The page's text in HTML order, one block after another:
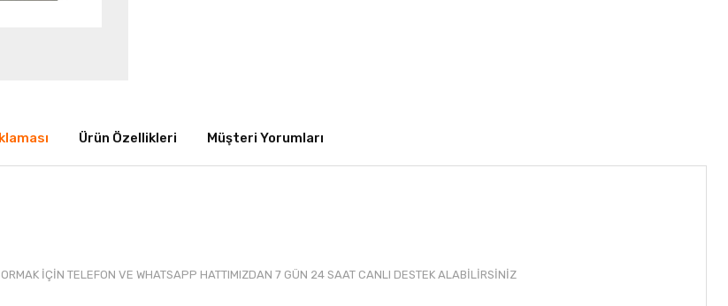
Ürün Özellikleri Müşteri Yorumları
İÇİN TELEFON VE WHATSAPP HATTIMIZDAN 7 GÜN 24 SAAT CANLI DESTEK ALABİLİRSİNİZ